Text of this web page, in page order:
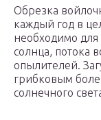
Обрезка
каждый год в
необходимо
солнца, потока
опылителей.
грибковым
солнечного